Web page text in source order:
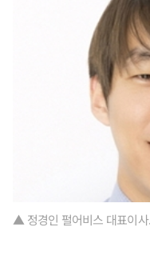
▲ 정경인 펄어비스 대표이사.